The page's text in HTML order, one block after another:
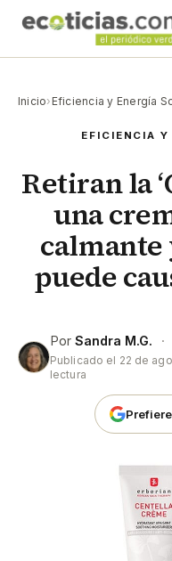
Inicio› Eficiencia y Energía
EFICIENCIA Y
Retiran la
una
puede
Por Sandra M.G. ·
Publicado el 22 de
lectura